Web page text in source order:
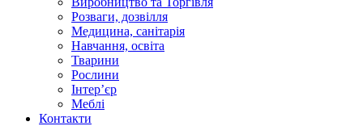
Розваги, дозвілля
Медицина, санітарія
Навчання, освіта
Тварини
Рослини
Інтер’єр
Меблі
Контакти